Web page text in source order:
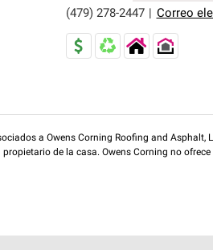
(479) 278-2447
Correo
a Owens Corning Roofing and
de la casa. Owens Corning no